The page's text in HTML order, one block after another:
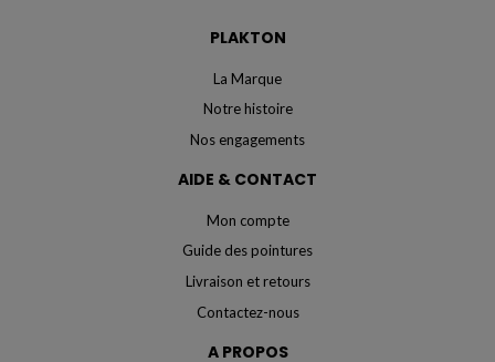
PLAKTON
La Marque
Notre histoire
Nos engagements
AIDE & CONTACT
Mon compte
Guide des pointures
Livraison et retours
Contactez-nous
A PROPOS